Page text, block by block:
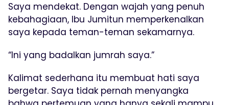
Saya mendekat. Dengan wajah yang penuh
kebahagiaan, Ibu Jumitun memperkenalkan
saya kepada teman-teman sekamarnya.
“Ini yang badalkan jumrah saya.”
Kalimat sederhana itu membuat hati saya
bergetar. Saya tidak pernah menyangka